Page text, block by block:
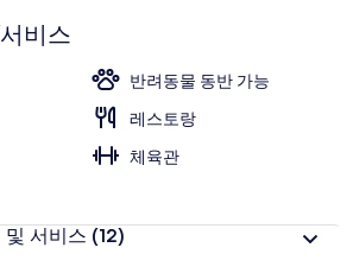
비스
반려동물 동반 가능
레스토랑
체육관
및 서비스 (12)